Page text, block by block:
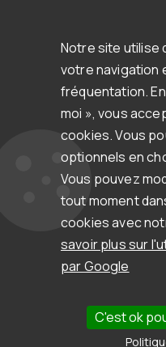
Formations
Accompagnement / support
Espace d'aide & support
Ressources
Clients & témoignages
Newsletter
Documentation et autres
Politique
Notre site utilise
votre navigation
fréquentation.
moi », vous
cookies. Vous
optionnels en
Vous pouvez
tout moment
cookies avec
savoir plus sur
par Google
C'est ok